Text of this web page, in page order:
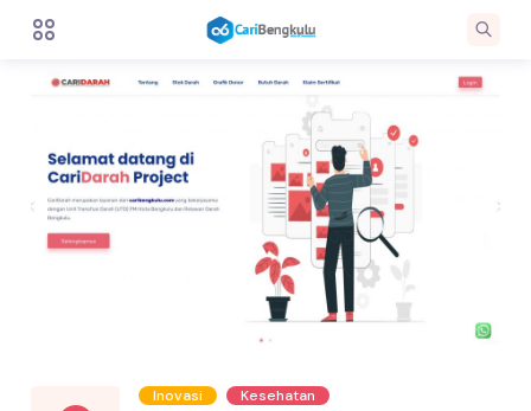
Inovasi Kesehatan